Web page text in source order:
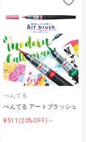
ぺんてる
ぺんてる アートブラッシュ
¥511 (20%OFF)～